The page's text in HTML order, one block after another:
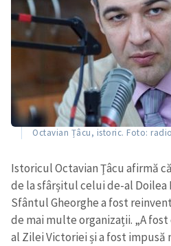
Octavian Țâcu, istoric. Foto:
Istoricul Octavian Ţâcu afirmă
de la sfârșitul celui de-al Doilea
Sfântul Gheorghe a fost
de mai multe organizații. „A
al Zilei Victoriei și a fost
CONTACT SURSĂ
Sursă anonimă
Nume+ Numele meu
Email+ Emailul meu
Telefon
+ Telefon personal
Am citit și sunt de
acord cu politica de
confidențialitate.